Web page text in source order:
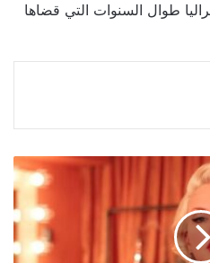
طوال السنوات التي قضاها